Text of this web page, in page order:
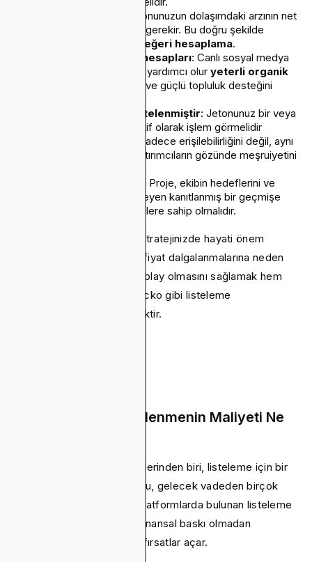
: Jetonunuzun dolaşımdaki arzının net
bir şekilde açıklanması gerekir. Bu doğru şekilde
piyasa değeri hesaplama.
Aktif sosyal medya hesapları: Canlı sosyal medya
kanallarına sahip olmak yardımcı olur yeterli organik
ve güçlü topluluk desteğini
En az bir borsada listelenmiştir: Jetonunuz bir veya
daha fazla üzerinde aktif olarak işlem görmelidir
. Bu sadece erişilebilirliğini değil, aynı
zamanda potansiyel yatırımcıların gözünde meşruiyetini
: Proje, ekibin hedeflerini ve
jetonun faydasını özetleyen kanıtlanmış bir geçmişe
veya açık, şeffaf belgelere sahip olmalıdır.
Stratejinizde hayati önem
taşıyor. Tokeninizin büyük fiyat dalgalanmalarına neden
olmadan alıp satılmasının kolay olmasını sağlamak hem
tüccarlara hem de CoinGecko gibi listeleme
platformlarına hitap edecektir.
CoinGecko'da Listelenmenin Maliyeti Ne
CoinGecko'nun çekici yönlerinden biri, listeleme için bir
ücret talep etmemesidir. Bu, gelecek vadeden birçok
projenin, genellikle diğer platformlarda bulunan listeleme
ücretleriyle birlikte gelen finansal baskı olmadan
görünürlük kazanması için fırsatlar açar.